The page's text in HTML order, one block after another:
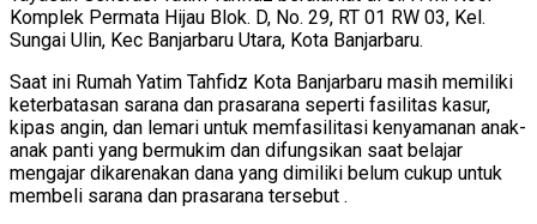
Komplek Permata Hijau Blok. D, No. 29, RT 01 RW 03, Kel.
Sungai Ulin, Kec Banjarbaru Utara, Kota Banjarbaru.
Saat ini Rumah Yatim Tahfidz Kota Banjarbaru masih memiliki
keterbatasan sarana dan prasarana seperti fasilitas kasur,
kipas angin, dan lemari untuk memfasilitasi kenyamanan anak-
anak panti yang bermukim dan difungsikan saat belajar
mengajar dikarenakan dana yang dimiliki belum cukup untuk
membeli sarana dan prasarana tersebut .